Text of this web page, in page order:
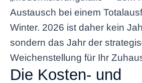
Austausch bei einem
Winter. 2026 ist daher kein
sondern das Jahr der
Weichenstellung für Ihr
Die Kosten- und